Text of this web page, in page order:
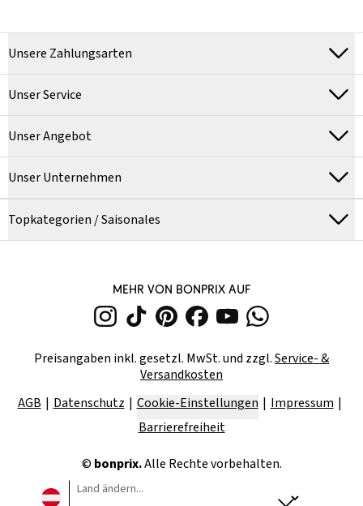
Unsere Zahlungsarten
Unser Service
Unser Angebot
Unser Unternehmen
Topkategorien / Saisonales
MEHR VON BONPRIX AUF
Preisangaben inkl. gesetzl. MwSt. und zzgl.Service- &
Versandkosten
AGB
Datenschutz Cookie-Einstellungen
Impressum
Barrierefreiheit
© bonprix.Alle Rechte vorbehalten.
Land ändern...